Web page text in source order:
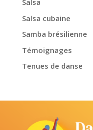
Salsa
Salsa cubaine
Samba brésilienne
Témoignages
Tenues de danse